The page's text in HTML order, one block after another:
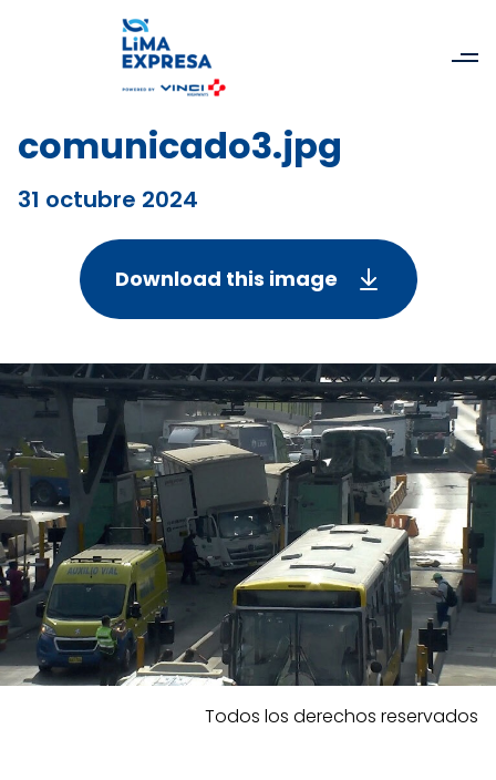
comunicado3.jpg
31 octubre 2024
Download this image
Todos los derechos reservados